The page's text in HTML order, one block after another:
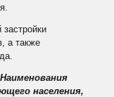
а также
населения,